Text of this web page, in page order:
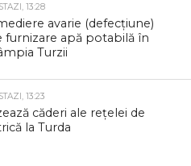
13:28
avarie (defecțiune)
furnizare apă potabilă în
Turzii
13:23
căderi ale rețelei de
la Turda